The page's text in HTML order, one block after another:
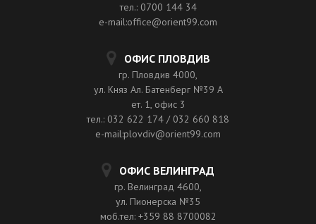
тел.: 0700 144 34
e-mail:office@orient99.com
ОФИС ПЛОВДИВ
гр. Пловдив 4000,
ул. Княз Ал. Батенберг №39 A
ет. 1, офис 3
тел.: 032 622 174 / 032 660 818
e-mail:plovdiv@orient99.com
ОФИС ВЕЛИНГРАД
гр. Велинград 4600,
ул. Пионерска №35
моб.тел: +359 88 8700082